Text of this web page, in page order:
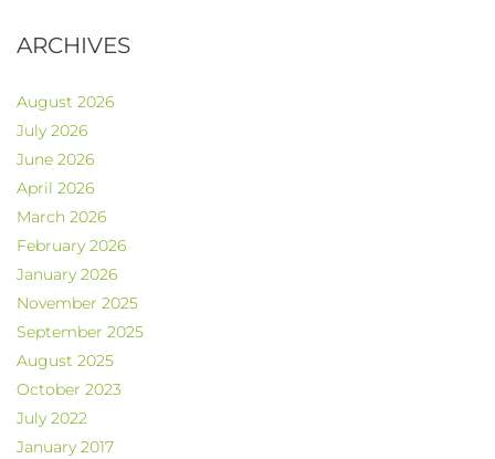
ARCHIVES
August 2026
July 2026
June 2026
April 2026
March 2026
February 2026
January 2026
November 2025
September 2025
August 2025
October 2023
July 2022
January 2017